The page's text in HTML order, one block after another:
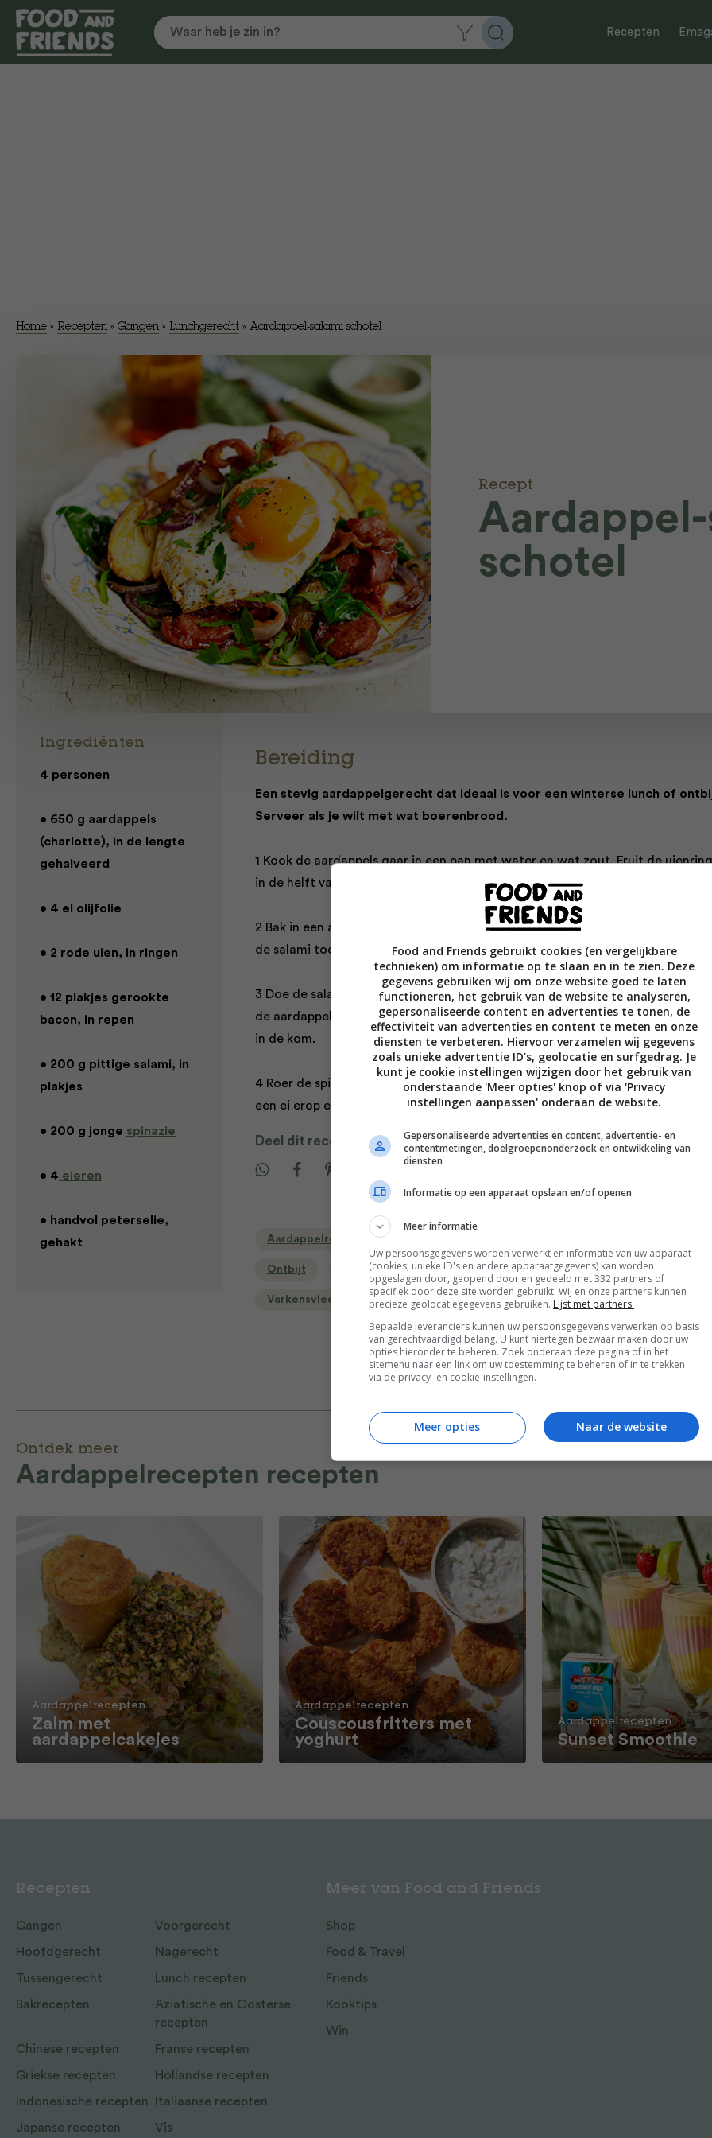
Recepten
Home » Recepten » Gangen » Lunchgerecht » Aardappel-salami schotel
Recept
schotel
Ingrediënten
4 personen
• 650 g aardappels
(charlotte), in de lengte
gehalveerd
• 4 el olijfolie
• 2 rode uien, in ringen
• 12 plakjes gerookte
bacon, in repen
• 200 g pittige salami, in
plakjes
• 200 g jonge spinazie
• 4 eieren
• handvol peterselie,
gehakt
Bereiding
Een stevig aardappelgerecht dat ideaal is voor een winterse lunch of
Serveer als je wilt met wat boerenbrood.
1 Kook de aardappels gaar in een pan met water en wat zout. Fruit de
in de helft van de olie tot ze bruin beginnen te worden.
2 Bak in een andere pan de bacon in de rest van de olie goudbruin. Voeg
de salami toe en bak die 2 minuten mee.
3 Doe de salami, bacon en uienringen over in een kom; laat de olie in de pan.
de aardappels uitlekken, doe ze in de pan en bak ze goudbruin. Doe ze ook
in de kom.
4 Roer de spinazie erdoor. Bak de eieren in dezelfde pan. Serveer het gerecht
een ei erop en strooi er de peterselie over.
Deel dit recept
Aardappelrecepten
Ontbijt Recepten Seizoen Snelle recepten Spinazie
Varkensvlees Vlees Wat eten we vandaag? Winterrecepten
Ontdek meer
Aardappelrecepten recepten
Aardappelrecepten
Zalm met
aardappelcakejes
Aardappelrecepten
Couscousfritters met
yoghurt
Aardappelrecepten
Sunset Smoothie
Recepten
Gangen Voorgerecht
Hoofdgerecht Nagerecht
Tussengerecht Lunch recepten
Bakrecepten
Aziatische en Oosterse
recepten
Chinese recepten Franse recepten
Griekse recepten Hollandse recepten
Indonesische recepten Italiaanse recepten
Japanse recepten Vis
Meer van Food and Friends
Shop
Food & Travel
Friends
Kooktips
Win
Food and Friends gebruikt cookies (en vergelijkbare
technieken) om informatie op te slaan en in te zien. Deze
gegevens gebruiken wij om onze website goed te laten
functioneren, het gebruik van de website te analyseren,
gepersonaliseerde content en advertenties te tonen, de
effectiviteit van advertenties en content te meten en onze
diensten te verbeteren. Hiervoor verzamelen wij gegevens
zoals unieke advertentie ID’s, geolocatie en surfgedrag. Je
kunt je cookie instellingen wijzigen door het gebruik van
onderstaande 'Meer opties' knop of via 'Privacy
instellingen aanpassen' onderaan de website.
Gepersonaliseerde advertenties en content, advertentie- en
contentmetingen, doelgroepenonderzoek en ontwikkeling van
diensten
Informatie op een apparaat opslaan en/of openen
Meer informatie
Uw persoonsgegevens worden verwerkt en informatie van uw apparaat
(cookies, unieke ID's en andere apparaatgegevens) kan worden
opgeslagen door, geopend door en gedeeld met 332 partners of
specifiek door deze site worden gebruikt. Wij en onze partners kunnen
precieze geolocatiegegevens gebruiken. Lijst met partners.
Bepaalde leveranciers kunnen uw persoonsgegevens verwerken op basis
van gerechtvaardigd belang. U kunt hiertegen bezwaar maken door uw
opties hieronder te beheren. Zoek onderaan deze pagina of in het
sitemenu naar een link om uw toestemming te beheren of in te trekken
via de privacy- en cookie-instellingen.
Naar de website
Meer opties